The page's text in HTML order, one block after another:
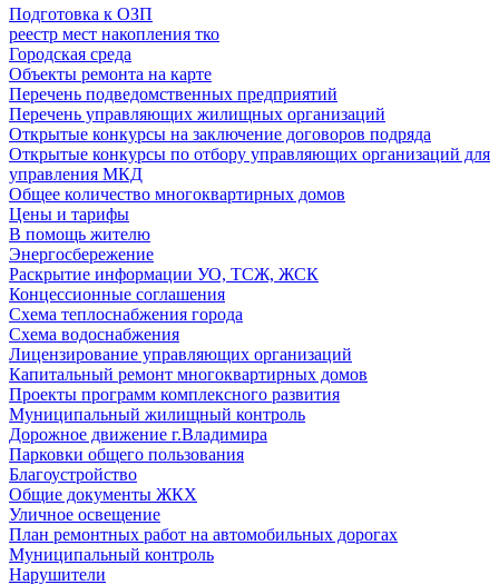
Подготовка к ОЗП
реестр мест накопления тко
Городская среда
Объекты ремонта на карте
Перечень подведомственных предприятий
Перечень управляющих жилищных организаций
Открытые конкурсы на заключение договоров подряда
Открытые конкурсы по отбору управляющих организаций для
управления МКД
Общее количество многоквартирных домов
Цены и тарифы
В помощь жителю
Энергосбережение
Раскрытие информации УО, ТСЖ, ЖСК
Концессионные соглашения
Схема теплоснабжения города
Схема водоснабжения
Лицензирование управляющих организаций
Капитальный ремонт многоквартирных домов
Проекты программ комплексного развития
Муниципальный жилищный контроль
Дорожное движение г.Владимира
Парковки общего пользования
Благоустройство
Общие документы ЖКХ
Уличное освещение
План ремонтных работ на автомобильных дорогах
Муниципальный контроль
Нарушители